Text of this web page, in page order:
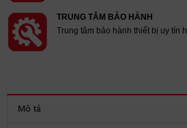
TRUNG TÂM BẢO HÀNH
Trung tâm bảo hành thiết bị uy tín
Mô tả